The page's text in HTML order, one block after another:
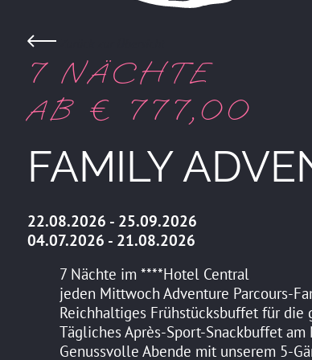
7 NÄCHTE
AB € 777,00
FAMILY
22.08.2026 - 25.09.2026
04.07.2026 - 21.08.2026
7 Nächte im ****Hotel Central
jeden Mittwoch Adventure Parcours-
Reichhaltiges Frühstücksbuffet für die
Tägliches Après-Sport-Snackbuffet am
Genussvolle Abende mit unserem 5-